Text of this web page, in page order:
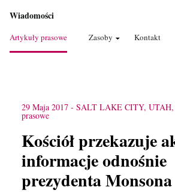
Wiadomości
Artykuły prasowe Zasoby Kontakt
29 Maja 2017 - SALT LAKE CITY, UTAH,
prasowe
Kościół przekazuje
informacje odnośnie
prezydenta Monsona